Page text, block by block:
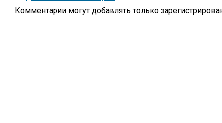
Комментарии могут добавлять только